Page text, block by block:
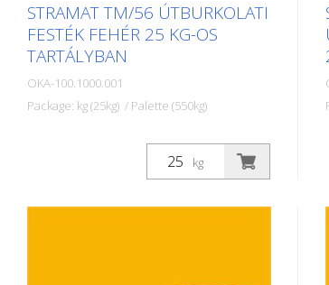
STRAMAT TM/56 ÚTBURKOLATI
FESTÉK FEHÉR 25 KG-OS
TARTÁLYBAN
OKA-100.1000.001
Package: kg (25kg) / Palette (550kg)
A STRAMAT útburkolati festékeket
elsősorban aszfalt- vagy
betonfelületeken használják, szegély-
és középvonalak, parkolóhelyek,
kg